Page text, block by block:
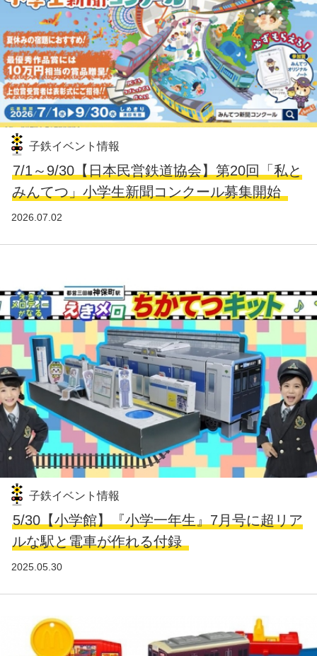
子鉄イベント情報
7/1～9/30【日本民営鉄道協会】第20回「私と
みんてつ」小学生新聞コンクール募集開始
2026.07.02
子鉄イベント情報
5/30【小学館】『小学一年生』7月号に超リア
ルな駅と電車が作れる付録
2025.05.30